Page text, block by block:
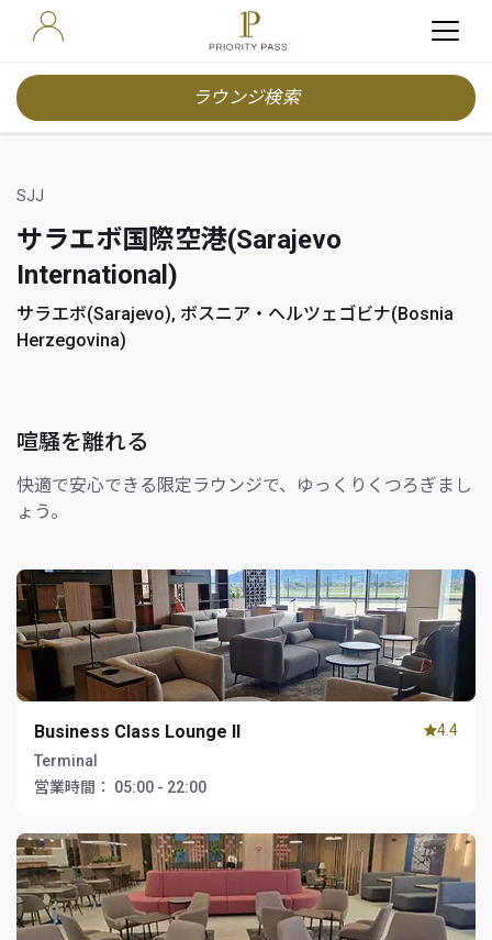
ラウンジ検索
SJJ
サラエボ国際空港(Sarajevo
International)
サラエボ(Sarajevo), ボスニア・ヘルツェゴビナ(Bosnia
Herzegovina)
喧騒を離れる
快適で安心できる限定ラウンジで、ゆっくりくつろぎまし
ょう。
Business Class Lounge II
Terminal
営業時間：
05:00 - 22:00
4.4